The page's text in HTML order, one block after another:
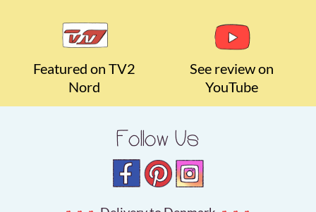
Featured on TV2
Nord
See review on
YouTube
Follow Us